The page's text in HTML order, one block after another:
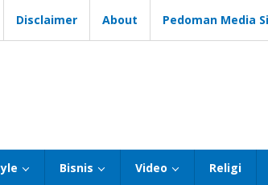
Disclaimer About Pedoman Media
Bisnis Video Religi